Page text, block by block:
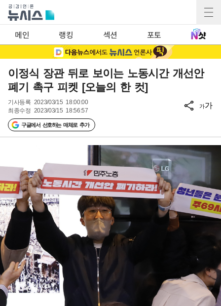
메인 랭킹 섹션 포토
이정식 장관 뒤로 보이는 노동시간 개선안
폐기 촉구 피켓 [오늘의 한 컷]
기사등록 2023/03/15 18:00:00
최종수정 2023/03/15 18:56:57
구글에서 선호하는 매체로 추가
가가